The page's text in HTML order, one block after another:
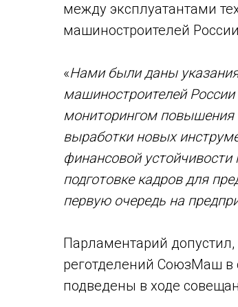
между эксплуатантами
машиностроителей
«Нами были даны
машиностроителей
мониторингом повышения
выработки новых
финансовой
подготовке кадров для
первую очередь на
Парламентарий
реготделений СоюзМаш в
подведены в ходе